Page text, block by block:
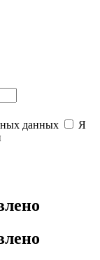
данных
Я